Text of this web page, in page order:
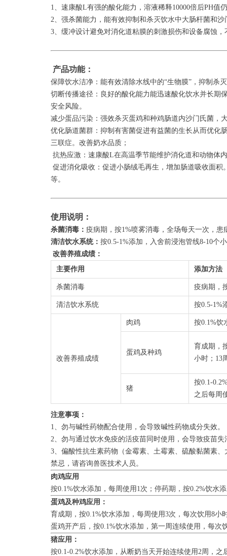
1、速康酸L有强的酸化能力，溶液稀释10000倍后PH
2、强杀菌能力，能有效抑制和杀灭饮水中大肠杆菌和
3、缓冲设计避免对消化道粘膜的刺激损伤和设备腐蚀
产品功能：
保障饮水洁净：能有效清除水线中的“生物膜”，抑制
切断传播途径：良好的酸化能力能迅速酸化饮水并长期
安全风险。
减少蛋品污染：强效杀灭蛋鸡和种鸡肠道内沙门氏菌，
优化肠道菌群：抑制有害菌促进有益菌的生长从而优化
三联症。改善奶水品质；
抗热应激：速康酸L在高温季节能维护消化道和动物体
促进消化吸收：促进小肠绒毛再生，增加肠道吸收面
等。
使用说明：
杀菌消毒： 疫病期，按1%喷雾消毒，全场每天一次，
清洁饮水系统： 按0.5-1%添加，入舍前浸泡管线8-10个
改善养殖成绩：
主要作用
添加方法
杀菌消毒 疫病期，
清洁饮水系统 按0.5-1%
改善养殖成绩
肉鸡 按0.1%饮
蛋鸡及种鸡
育成期，
小时；13
猪
按0.1-
之后每周
注意事项：
1、勿与碱性药物配合使用，会导致碱性药物成分失效。
2、勿与通过饮水免疫的活疫苗同时使用，会导致疫苗
3、偏酸性抗生素药物（金霉素、土霉素、硫酸黏菌素
禁忌，请咨询兽医技术人员。
肉鸡应用
按0.1%饮水添加，每周使用1次；停药期，按0.2%饮水
蛋鸡及种鸡应用：
育成期，按0.1%饮水添加，每周使用3次，每次饮用8小
蛋鸡开产后，按0.1%饮水添加，第一周连续使用，每
猪应用：
按0.1-0.2%饮水添加，从断奶当天开始连续使用2周，之